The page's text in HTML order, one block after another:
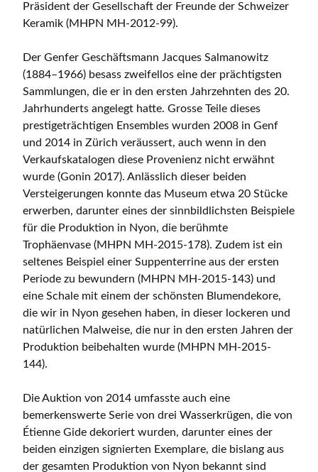
Präsident der Gesellschaft der Freunde der Schweizer
Keramik (MHPN MH-2012-99).
Der Genfer Geschäftsmann Jacques Salmanowitz
(1884–1966) besass zweifellos eine der prächtigsten
Sammlungen, die er in den ersten Jahrzehnten des 20.
Jahrhunderts angelegt hatte. Grosse Teile dieses
prestigeträchtigen Ensembles wurden 2008 in Genf
und 2014 in Zürich veräussert, auch wenn in den
Verkaufskatalogen diese Provenienz nicht erwähnt
wurde (Gonin 2017). Anlässlich dieser beiden
Versteigerungen konnte das Museum etwa 20 Stücke
erwerben, darunter eines der sinnbildlichsten Beispiele
für die Produktion in Nyon, die berühmte
Trophäenvase (MHPN MH-2015-178). Zudem ist ein
seltenes Beispiel einer Suppenterrine aus der ersten
Periode zu bewundern (MHPN MH-2015-143) und
eine Schale mit einem der schönsten Blumendekore,
die wir in Nyon gesehen haben, in dieser lockeren und
natürlichen Malweise, die nur in den ersten Jahren der
Produktion beibehalten wurde (MHPN MH-2015-
144).
Die Auktion von 2014 umfasste auch eine
bemerkenswerte Serie von drei Wasserkrügen, die von
Étienne Gide dekoriert wurden, darunter eines der
beiden einzigen signierten Exemplare, die bislang aus
der gesamten Produktion von Nyon bekannt sind